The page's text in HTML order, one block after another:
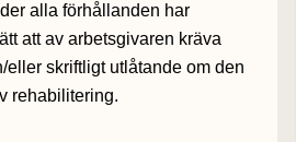
alla förhållanden har
att av arbetsgivaren kräva
eller skriftligt utlåtande om den
rehabilitering.